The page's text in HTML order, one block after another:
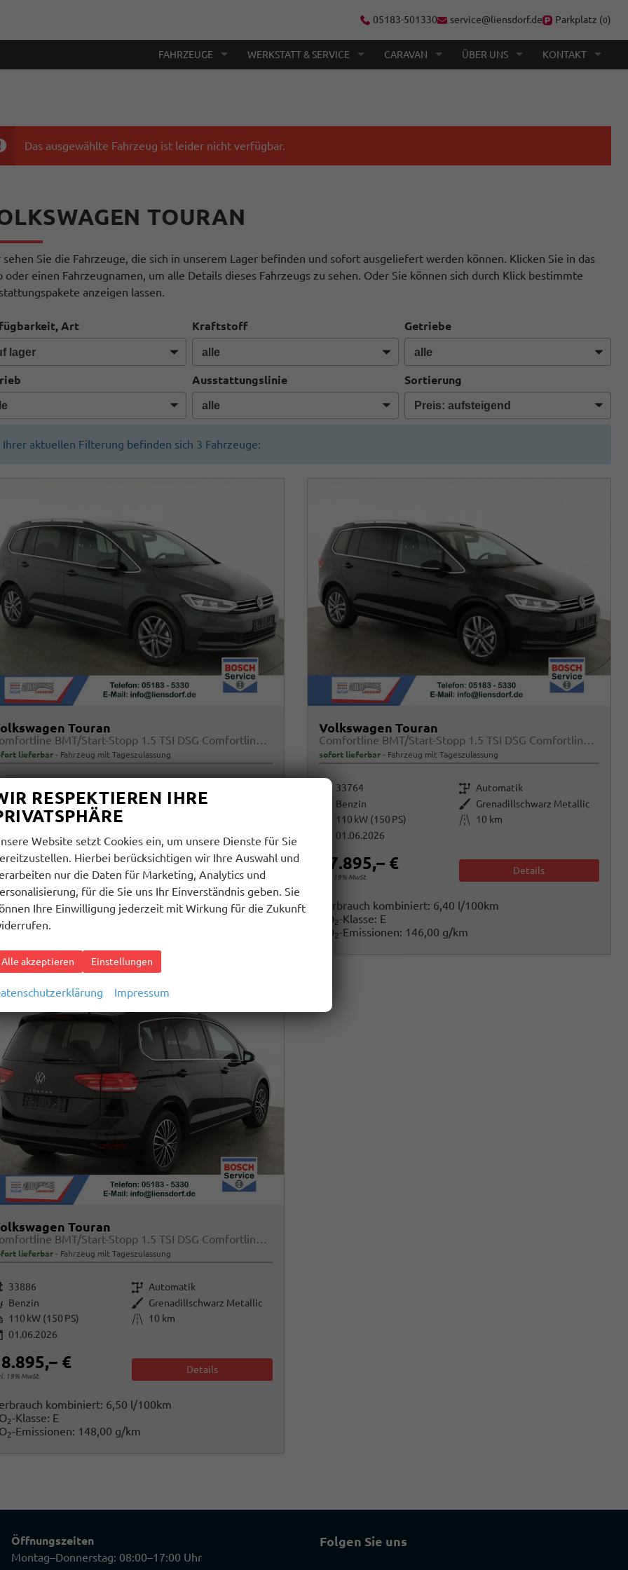
05183-501330 service@liensdorf.de Parkplatz (0)
FAHRZEUGE WERKSTATT & SERVICE CARAVAN ÜBER UNS KONTAKT
Das ausgewählte Fahrzeug ist leider nicht verfügbar.
TOURAN
sehen Sie die Fahrzeuge, die sich in unserem Lager befinden und sofort ausgeliefert werden können. Klicken Sie in das
oder einen Fahrzeugnamen, um alle Details dieses Fahrzeugs zu sehen. Oder Sie können sich durch Klick bestimmte
anzeigen lassen.
Art Kraftstoff Getriebe
Ausstattungslinie Sortierung
Ihrer aktuellen Filterung befinden sich 3 Fahrzeuge:
Touran
Comfortline BMT/Start-Stopp 1.5 TSI DSG Comfortline, 7-Sitzer, AHK, Navi, Kamera, Side, Winter, 3 J.-Garantie
lieferbar Fahrzeug mit Tageszulassung
Benzin Außenfarbe Delfingrau Metallic
110 kW (150 PS)
01.01.2026
€
19% MwSt.
Details
kombiniert:6,50 l/100km
2 -Klasse:
-Emissionen:
Volkswagen Touran
Comfortline BMT/Start-Stopp 1.5 TSI DSG Comfortline, Navi, Side, Kamera, Winter, 17-Zoll, sofort, 3.J-Garantie
sofort lieferbar Fahrzeug mit Tageszulassung
Fahrzeugnr. 33764 Getriebe Automatik
Benzin Außenfarbe Grenadillschwarz Metallic
110 kW (150 PS) Kilometerstand
10 km
01.06.2026
37.895,– €
incl. 19% MwSt.
Details
Verbrauch kombiniert: 6,40 l/100km
CO2-Klasse: E
CO2-Emissionen: 146,00 g/km
Touran
Comfortline BMT/Start-Stopp 1.5 TSI DSG Comfortline, 7-Sitzer, AHK, Navi, Matrix, el. Klappe, Side, FS-beheizbar, 4 J.-Garantie
lieferbar Fahrzeug mit Tageszulassung
33886 Getriebe Automatik
Benzin Außenfarbe Grenadillschwarz Metallic
110 kW (150 PS) Kilometerstand 10 km
01.06.2026
€
19% MwSt.
Details
kombiniert: 6,50 l/100km
2-Klasse: E
2-Emissionen: 148,00 g/km
Öffnungszeiten
Montag–Donnerstag: 08:00–17:00 Uhr
Folgen Sie uns
RESPEKTIEREN IHRE
Website setzt Cookies ein, um unsere Dienste für Sie
Hierbei berücksichtigen wir Ihre Auswahl und
nur die Daten für Marketing, Analytics und
für die Sie uns Ihr Einverständnis geben. Sie
Ihre Einwilligung jederzeit mit Wirkung für die Zukunft
Alle akzeptieren Einstellungen
Impressum